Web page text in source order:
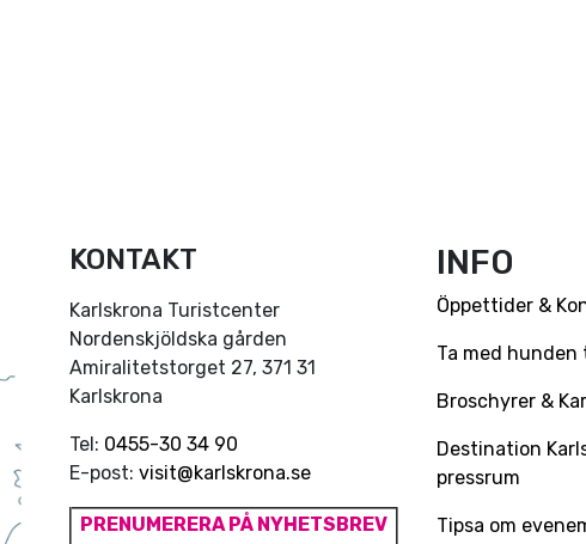
KONTAKT
Karlskrona Turistcenter
Nordenskjöldska gården
Amiralitetstorget 27, 371 31
Karlskrona
Tel: 0455-30 34 90
E-post: visit@karlskrona.se
PRENUMERERA PÅ NYHETSBREV
INFO
Öppettider &
Ta med hunden
Broschyrer &
Destination
pressrum
Tipsa om